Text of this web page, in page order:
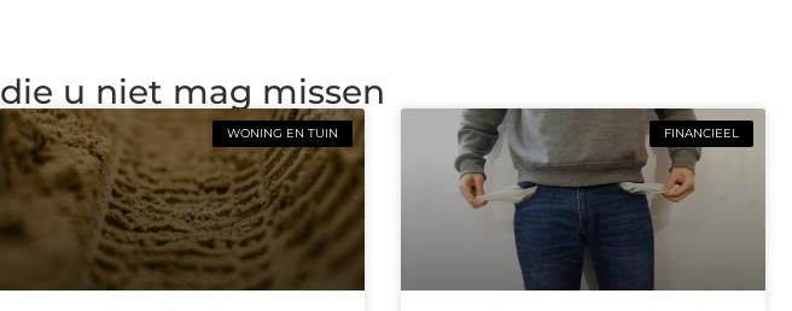
die u niet mag missen
WONING EN TUIN FINANCIEEL